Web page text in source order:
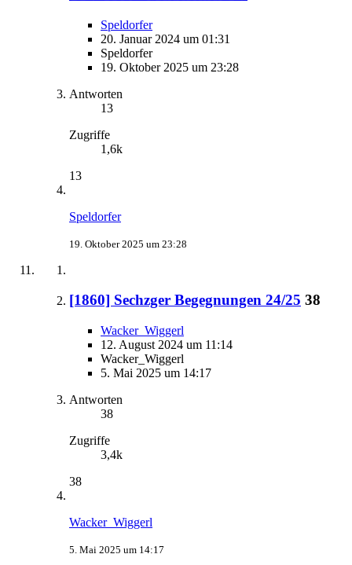
Speldorfer
20. Januar 2024 um 01:31
Speldorfer
19. Oktober 2025 um 23:28
Antworten
13
Zugriffe
1,6k
13
Speldorfer
19. Oktober 2025 um 23:28
[1860] Sechzger Begegnungen 24/25 38
Wacker_Wiggerl
12. August 2024 um 11:14
Wacker_Wiggerl
5. Mai 2025 um 14:17
Antworten
38
Zugriffe
3,4k
38
Wacker_Wiggerl
5. Mai 2025 um 14:17